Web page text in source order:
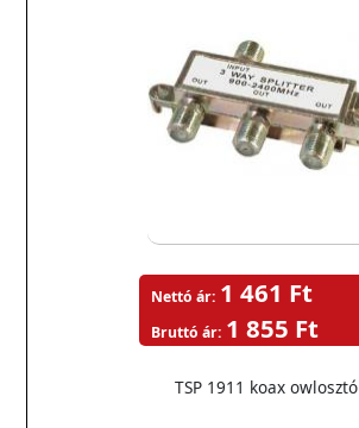
TSP 1911 koax owlosztó
Nettó ár: 1 461 Ft
Bruttó ár: 1 855 Ft